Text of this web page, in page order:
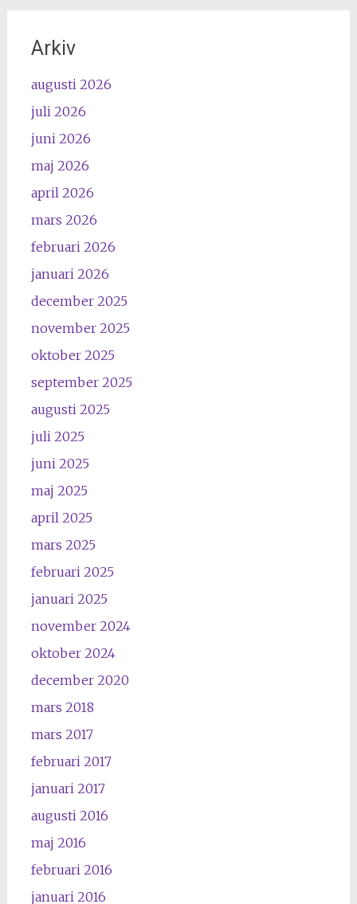
Arkiv
augusti 2026
juli 2026
juni 2026
maj 2026
april 2026
mars 2026
februari 2026
januari 2026
december 2025
november 2025
oktober 2025
september 2025
augusti 2025
juli 2025
juni 2025
maj 2025
april 2025
mars 2025
februari 2025
januari 2025
november 2024
oktober 2024
december 2020
mars 2018
mars 2017
februari 2017
januari 2017
augusti 2016
maj 2016
februari 2016
januari 2016